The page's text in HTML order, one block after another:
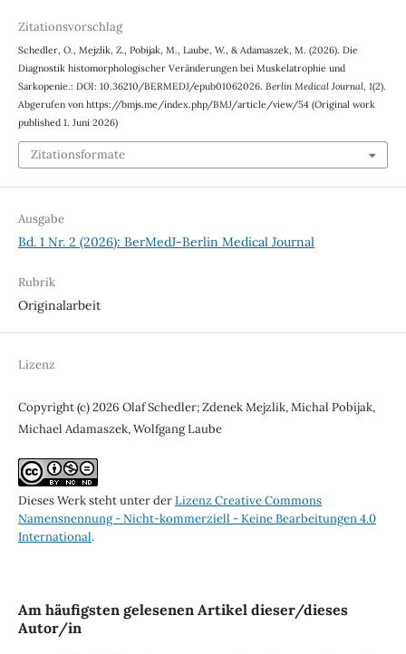
Zitationsvorschlag
Schedler, O., Mejzlik, Z., Pobijak, M., Laube, W., & Adamaszek, M. (2026). Die
Diagnostik histomorphologischer Veränderungen bei Muskelatrophie und
Sarkopenie.: DOI: 10.36210/BERMEDJ/epub01062026. Berlin Medical Journal, 1(2).
Abgerufen von https://bmjs.me/index.php/BMJ/article/view/54 (Original work
published 1. Juni 2026)
Zitationsformate
Ausgabe
Bd. 1 Nr. 2 (2026): BerMedJ-Berlin Medical Journal
Rubrik
Originalarbeit
Lizenz
Copyright (c) 2026 Olaf Schedler; Zdenek Mejzlik, Michal Pobijak,
Michael Adamaszek, Wolfgang Laube
Dieses Werk steht unter derLizenz Creative Commons
Namensnennung - Nicht-kommerziell - Keine Bearbeitungen 4.0
International.
Am häufigsten gelesenen Artikel dieser/dieses
Autor/in